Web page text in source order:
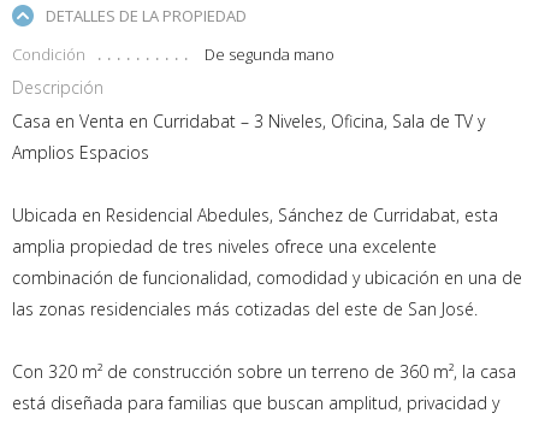
DETALLES DE LA PROPIEDAD
Condición
De segunda mano
Descripción
Casa en Venta en Curridabat – 3 Niveles, Oficina, Sala de TV y
Amplios Espacios
Ubicada en Residencial Abedules, Sánchez de Curridabat, esta
amplia propiedad de tres niveles ofrece una excelente
combinación de funcionalidad, comodidad y ubicación en una de
las zonas residenciales más cotizadas del este de San José.
Con 320 m² de construcción sobre un terreno de 360 m², la casa
está diseñada para familias que buscan amplitud, privacidad y